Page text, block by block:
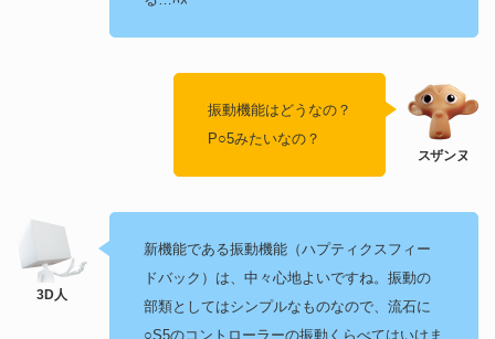
振動機能はどうなの？
P○5みたいなの？
新機能である振動機能（ハプティクスフィー
ドバック）は、中々心地よいですね。振動の
部類としてはシンプルなものなので、流石に
○S5のコントローラーの振動くらべてはいけま